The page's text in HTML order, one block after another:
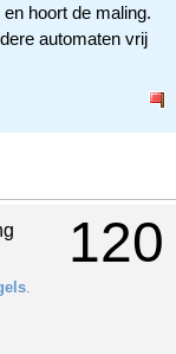
hoort de maling.
automaten vrij
120